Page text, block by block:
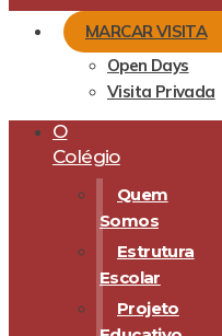
MARCAR VISITA
Open Days
Visita Privada
O
Colégio
Quem
Somos
Estrutura
Escolar
Projeto